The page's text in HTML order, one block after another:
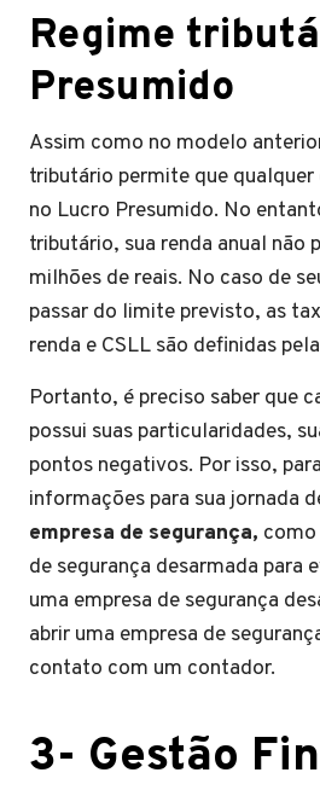
Regime
Presumido
Assim como no modelo
tributário permite que qualquer
no Lucro Presumido. No
tributário, sua renda anual não
milhões de reais. No caso de
passar do limite previsto, as
renda e CSLL são definidas
Portanto, é preciso saber que
possui suas particularidades,
pontos negativos. Por isso,
informações para sua jornada
empresa de segurança, como
de segurança desarmada para
uma empresa de segurança
abrir uma empresa de
contato com um contador.
3- Gestão